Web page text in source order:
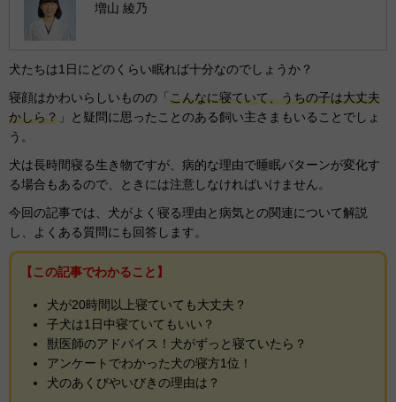
増山 綾乃
犬たちは1日にどのくらい眠れば十分なのでしょうか？
寝顔はかわいらしいものの「 こんなに寝ていて、うちの子は大丈夫
かしら？ 」と疑問に思ったことのある飼い主さまもいることでしょ
う。
犬は長時間寝る生き物ですが、病的な理由で睡眠パターンが変化す
る場合もあるので、ときには注意しなければいけません。
今回の記事では、犬がよく寝る理由と病気との関連について解説
し、よくある質問にも回答します。
【この記事でわかること】
犬が20時間以上寝ていても大丈夫？
子犬は1日中寝ていてもいい？
獣医師のアドバイス！犬がずっと寝ていたら？
アンケートでわかった犬の寝方1位！
犬のあくびやいびきの理由は？